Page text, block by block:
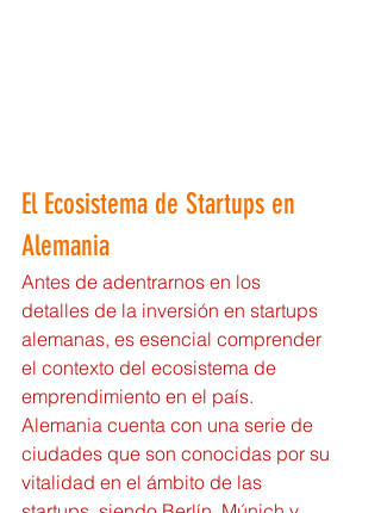
El Ecosistema de Startups en
Alemania
Antes de adentrarnos en los
detalles de la inversión en startups
alemanas, es esencial comprender
el contexto del ecosistema de
emprendimiento en el país.
Alemania cuenta con una serie de
ciudades que son conocidas por su
vitalidad en el ámbito de las